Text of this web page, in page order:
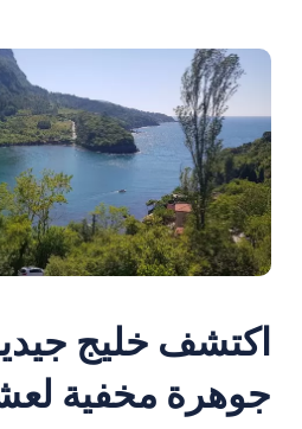
اكتشف خليج
جوهرة مخفية